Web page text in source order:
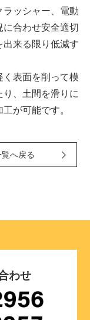
ッシャー、電動
合わせ安全適切
出来る限り低減す
く表面を削って模
、土間を滑りに
が可能です。
覧へ戻る
わせ